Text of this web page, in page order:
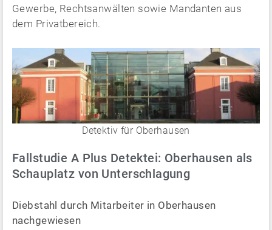
Gewerbe, Rechtsanwälten sowie Mandanten aus
dem Privatbereich.
Detektiv für Oberhausen
Fallstudie A Plus Detektei: Oberhausen als
Schauplatz von Unterschlagung
Diebstahl durch Mitarbeiter in Oberhausen
nachgewiesen